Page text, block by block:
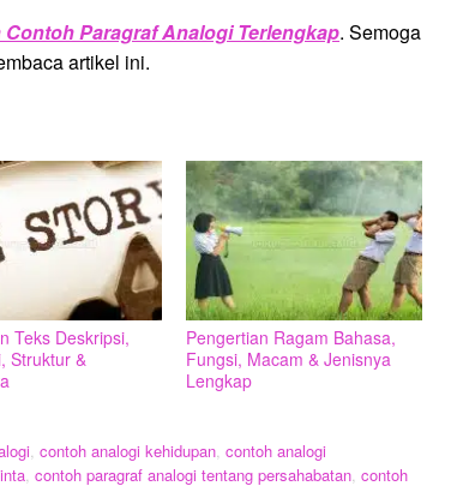
Paragraf Analogi Terlengkap. Semoga
artikel ini.
Teks Deskripsi,
Struktur &
Pengertian Ragam Bahasa,
Fungsi, Macam & Jenisnya
Lengkap
, contoh analogi kehidupan, contoh analogi
, contoh paragraf analogi tentang persahabatan, contoh